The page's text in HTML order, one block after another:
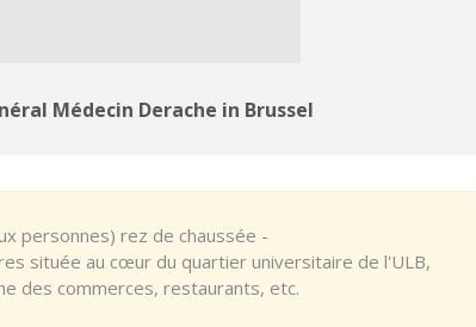
Médecin Derache in Brussel
personnes) rez de chaussée -
située au cœur du quartier universitaire de l'ULB,
des commerces, restaurants, etc.